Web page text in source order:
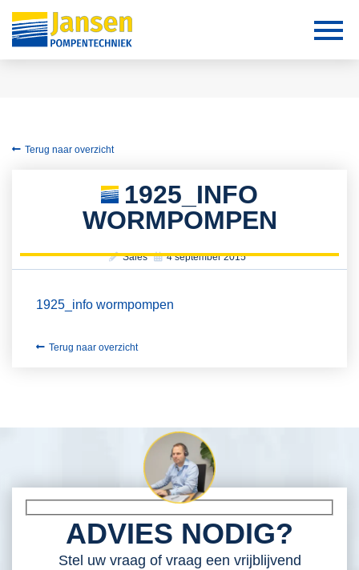
Terug naar overzicht
1925_INFO
WORMPOMPEN
Sales 4 september 2015
1925_info wormpompen
Terug naar overzicht
ADVIES NODIG?
Stel uw vraag of vraag een vrijblijvend